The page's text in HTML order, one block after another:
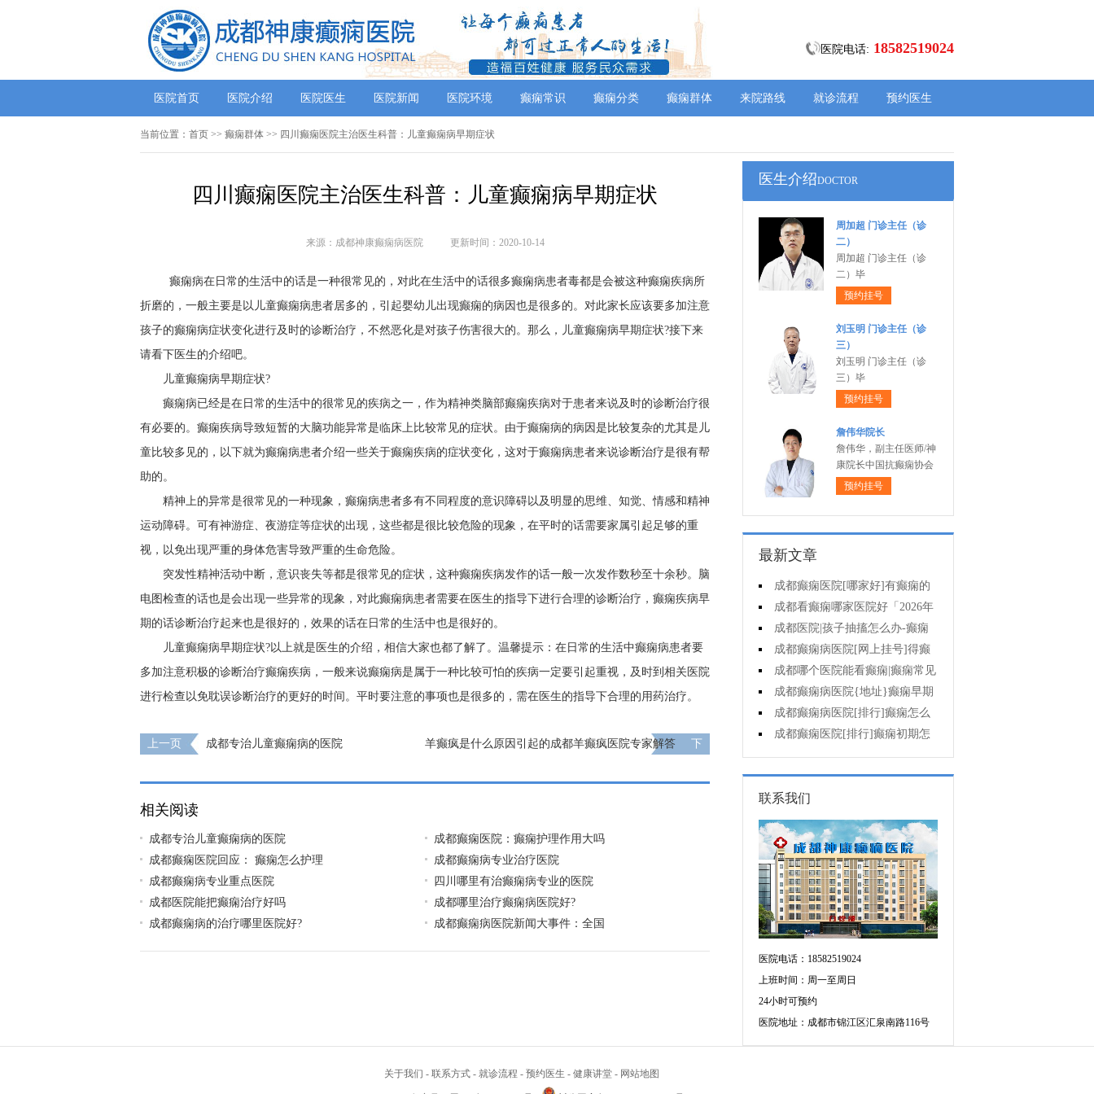
医院电话: 18582519024
医院首页 医院介绍 医院医生 医院新闻 医院环境 癫痫常识 癫痫分类 癫痫群体 来院路线 就诊流程 预约医生
当前位置： 首页 >> 癫痫群体 >> 四川癫痫医院主治医生科普：儿童癫痫病早期症状
四川癫痫医院主治医生科普：儿童癫痫病早期症状
来源：成都神康癫痫病医院 更新时间：2020-10-14
癫痫病在日常的生活中的话是一种很常见的，对此在生活中的话很多癫痫病患者毒都是会被这种癫痫疾病所
折磨的，一般主要是以儿童癫痫病患者居多的，引起婴幼儿出现癫痫的病因也是很多的。对此家长应该要多加注意
孩子的癫痫病症状变化进行及时的诊断治疗，不然恶化是对孩子伤害很大的。那么，儿童癫痫病早期症状?接下来
请看下医生的介绍吧。
儿童癫痫病早期症状?
癫痫病已经是在日常的生活中的很常见的疾病之一，作为精神类脑部癫痫疾病对于患者来说及时的诊断治疗很
有必要的。癫痫疾病导致短暂的大脑功能异常是临床上比较常见的症状。由于癫痫病的病因是比较复杂的尤其是儿
童比较多见的，以下就为癫痫病患者介绍一些关于癫痫疾病的症状变化，这对于癫痫病患者来说诊断治疗是很有帮
助的。
精神上的异常是很常见的一种现象，癫痫病患者多有不同程度的意识障碍以及明显的思维、知觉、情感和精神
运动障碍。可有神游症、夜游症等症状的出现，这些都是很比较危险的现象，在平时的话需要家属引起足够的重
视，以免出现严重的身体危害导致严重的生命危险。
突发性精神活动中断，意识丧失等都是很常见的症状，这种癫痫疾病发作的话一般一次发作数秒至十余秒。脑
电图检查的话也是会出现一些异常的现象，对此癫痫病患者需要在医生的指导下进行合理的诊断治疗，癫痫疾病早
期的话诊断治疗起来也是很好的，效果的话在日常的生活中也是很好的。
儿童癫痫病早期症状?以上就是医生的介绍，相信大家也都了解了。温馨提示：在日常的生活中癫痫病患者要
多加注意积极的诊断治疗癫痫疾病，一般来说癫痫病是属于一种比较可怕的疾病一定要引起重视，及时到相关医院
进行检查以免耽误诊断治疗的更好的时间。平时要注意的事项也是很多的，需在医生的指导下合理的用药治疗。
上一页 成都专治儿童癫痫病的医院 羊癫疯是什么原因引起的成都羊癫疯医院专家解答
下
相关阅读
成都专治儿童癫痫病的医院
成都癫痫医院：癫痫护理作用大吗
成都癫痫医院回应： 癫痫怎么护理
成都癫痫病专业治疗医院
成都癫痫病专业重点医院
四川哪里有治癫痫病专业的医院
成都医院能把癫痫治疗好吗
成都哪里治疗癫痫病医院好?
成都癫痫病的治疗哪里医院好?
成都癫痫病医院新闻大事件：全国
医生介绍DOCTOR
周加超 门诊主任（诊
二）
周加超 门诊主任（诊
二）毕
预约挂号
刘玉明 门诊主任（诊
三）
刘玉明 门诊主任（诊
三）毕
预约挂号
詹伟华院长
詹伟华，副主任医师/神
康院长中国抗癫痫协会
预约挂号
最新文章
成都癫痫医院[哪家好]有癫痫的
女性要不要小孩?
成都看癫痫哪家医院好「2026年
度公布」这些遗传病可能伴有癫痫
发生
成都医院|孩子抽搐怎么办-癫痫
对病人心理有影响吗?
成都癫痫病医院[网上挂号]得癫
痫需吃一辈子药吗?
成都哪个医院能看癫痫|癫痫常见
原因有什么?
成都癫痫病医院{地址}癫痫早期
治疗要注意什么?
成都癫痫病医院[排行]癫痫怎么
护理好?
成都癫痫医院[排行]癫痫初期怎
么治疗好?
联系我们
医院电话：18582519024
上班时间：周一至周日
24小时可预约
医院地址：成都市锦江区汇泉南路116号
关于我们 - 联系方式 - 就诊流程 - 预约医生 - 健康讲堂 - 网站地图